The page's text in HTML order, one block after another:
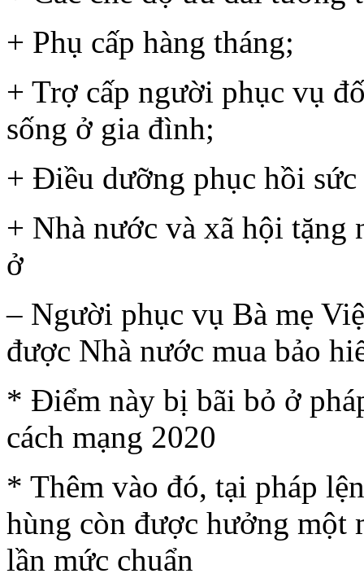
+ Phụ cấp hàng tháng;
+ Trợ cấp người phục vụ
sống ở gia đình;
+ Điều dưỡng phục hồi sức
+ Nhà nước và xã hội tặng
ở
– Người phục vụ Bà mẹ
được Nhà nước mua bảo
* Điểm này bị bãi bỏ ở
cách mạng 2020
* Thêm vào đó, tại pháp
hùng còn được hưởng một
lần mức chuẩn